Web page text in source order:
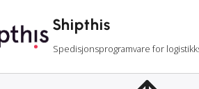
Shipthis
Spedisjonsprogramvare for